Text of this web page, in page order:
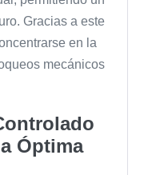
Gracias a este
en la
mecánicos
Óptima